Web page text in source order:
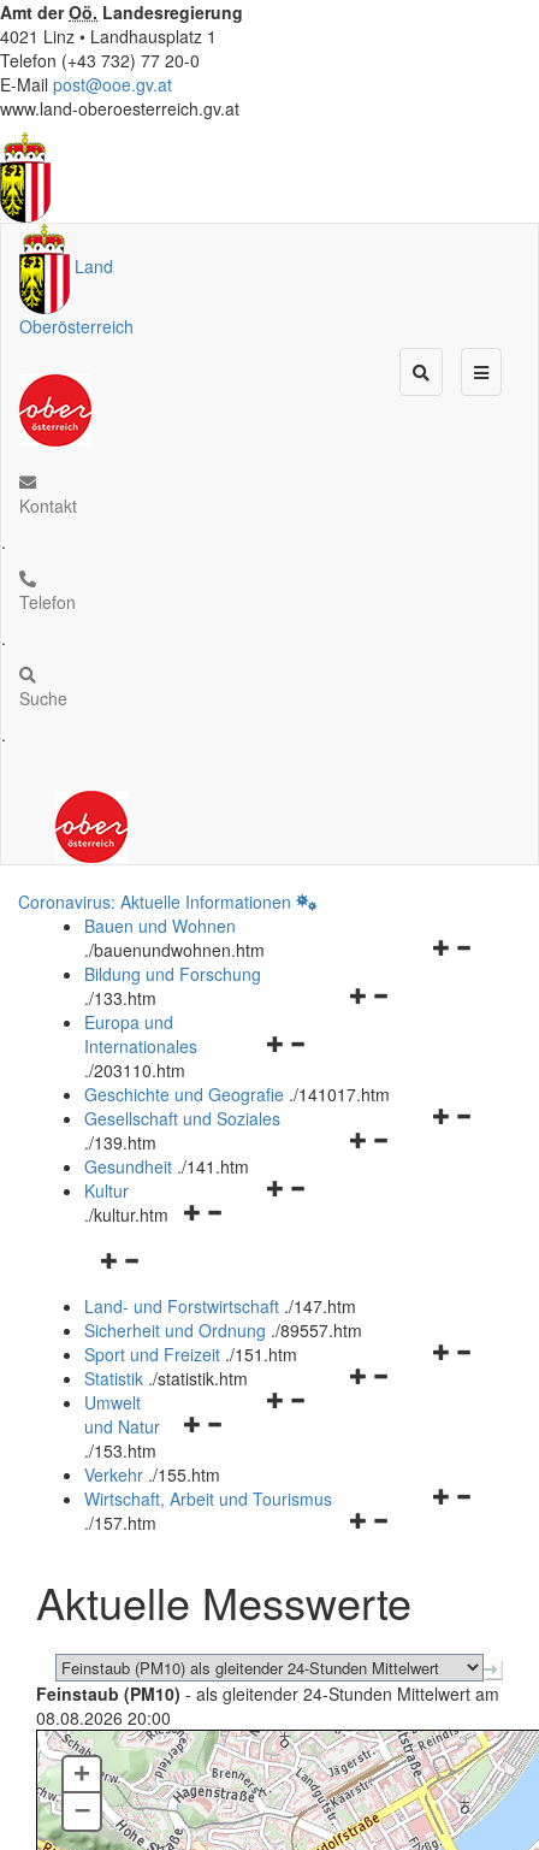
Amt derOö. Landesregierung
4021 Linz • Landhausplatz 1
Telefon (+43 732) 77 20-0
E-Mail post@ooe.gv.at
www.land-oberoesterreich.gv.at
Land
Oberösterreich
Kontakt
.
Telefon
.
Suche
.
Coronavirus: Aktuelle Informationen
Bauen und Wohnen
./bauenundwohnen.htm
Navigationsmenü
Bildung und Forschung
./133.htm
Navigationsmenü
und
schließen
Europa und
Internationales
./203110.htm
Geschichte und Geografie ./141017.htm
Navigationsmenü
Gesellschaft und Soziales
./139.htm
Navigationsmenü
Gesundheit ./141.htm
Navigationsmenü
Kultur
./kultur.htm
Navigationsmenü
und
schließen
Land- und Forstwirtschaft ./147.htm
Sicherheit und Ordnung ./89557.htm
Navigationsmenü
Sport und Freizeit ./151.htm
Navigationsmenü
Statistik ./statistik.htm
Navigationsmenü
und
schließen
Umwelt
und Natur
./153.htm
Verkehr ./155.htm
Navigationsmenü
schließen
Wirtschaft, Arbeit und Tourismus
./157.htm
Aktuelle Messwerte
Feinstaub (PM10) - als gleitender 24-Stunden Mittelwert am
08.08.2026 20:00
+
–